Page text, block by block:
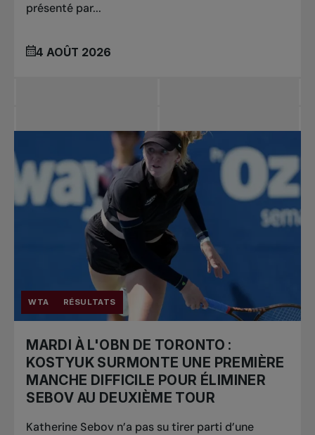
présenté par...
4 AOÛT 2026
WTA RÉSULTATS
MARDI À L'OBN DE TORONTO :
KOSTYUK SURMONTE UNE PREMIÈRE
MANCHE DIFFICILE POUR ÉLIMINER
SEBOV AU DEUXIÈME TOUR
Katherine Sebov n’a pas su tirer parti d’une